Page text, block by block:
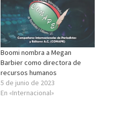
Boomi nombra a Megan
Barbier como directora de
recursos humanos
5 de junio de 2023
En «Internacional»